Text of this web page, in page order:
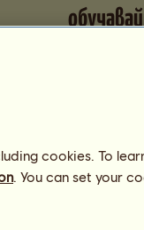
със
за
cookies. To
. You can set your